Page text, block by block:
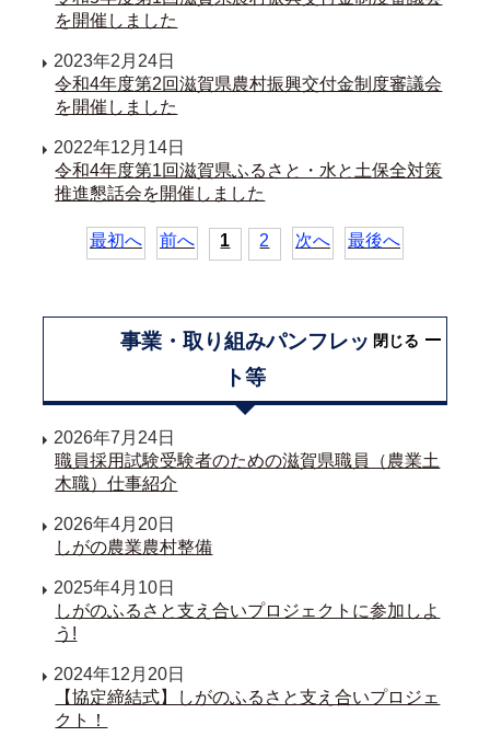
を開催しました
2023年2月24日
令和4年度第2回滋賀県農村振興交付金制度審議会
を開催しました
2022年12月14日
令和4年度第1回滋賀県ふるさと・水と土保全対策
推進懇話会を開催しました
最初へ 前へ 1 2 次へ 最後へ
事業・取り組みパンフレッ
ト等
閉じる
2026年7月24日
職員採用試験受験者のための滋賀県職員（農業土
木職）仕事紹介
2026年4月20日
しがの農業農村整備
2025年4月10日
しがのふるさと支え合いプロジェクトに参加しよ
う!
2024年12月20日
【協定締結式】しがのふるさと支え合いプロジェ
クト！